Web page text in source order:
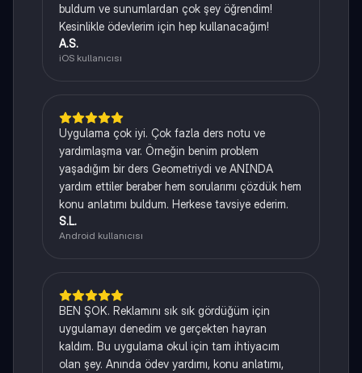
buldum ve sunumlardan çok şey öğrendim!
Kesinlikle ödevlerim için hep kullanacağım!
A.S.
iOS kullanıcısı
Uygulama çok iyi. Çok fazla ders notu ve
yardımlaşma var. Örneğin benim problem
yaşadığım bir ders Geometriydi ve ANINDA
yardım ettiler beraber hem sorularımı çözdük hem
konu anlatımı buldum. Herkese tavsiye ederim.
S.L.
Android kullanıcısı
BEN ŞOK. Reklamını sık sık gördüğüm için
uygulamayı denedim ve gerçekten hayran
kaldım. Bu uygulama okul için tam ihtiyacım
olan şey. Anında ödev yardımı, konu anlatımı,